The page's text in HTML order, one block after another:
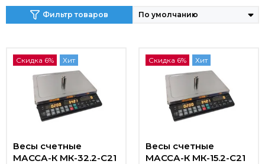
Фильтр товаров
Скидка 6% Хит
Весы счетные
МАССА-К МК-32.2-C21
Скидка 6% Хит
Весы счетные
МАССА-К МК-15.2-C21